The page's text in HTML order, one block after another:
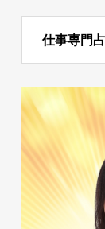
仕事専門